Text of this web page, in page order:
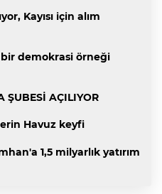
Kayısı için alım
demokrasi örneği
ŞUBESİ AÇILIYOR
Havuz keyfi
1,5 milyarlık yatırım